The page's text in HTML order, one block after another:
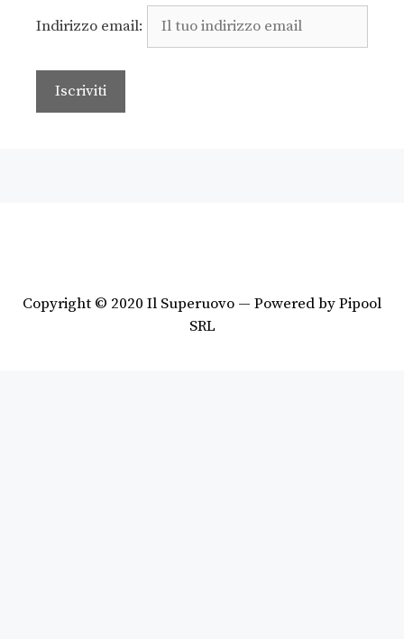
Indirizzo email:
Copyright © 2020 Il Superuovo — Powered by Pipool
SRL